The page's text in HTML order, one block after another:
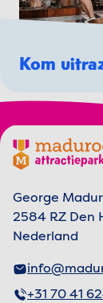
Kom
Footer
Madurodam
George
2584 RZ Den
Nederland
+31 70 41